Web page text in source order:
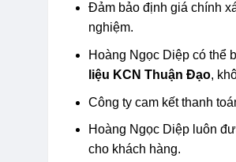
Đảm bảo định giá chính
nghiệm.
Hoàng Ngọc Diệp có thể
liệu KCN Thuận Đạo,
Công ty cam kết thanh
Hoàng Ngọc Diệp luôn
cho khách hàng.